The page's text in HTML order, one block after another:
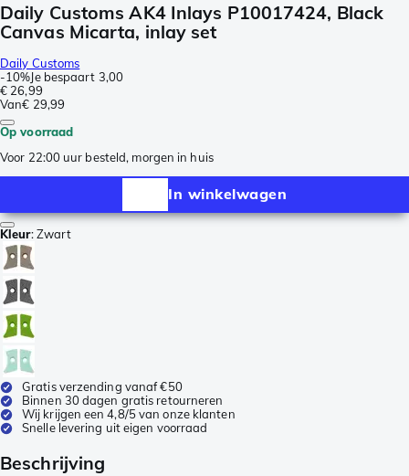
Daily Customs AK4 Inlays P10017424, Black
Canvas Micarta, inlay set
Daily Customs
-10%Je bespaart 3,00
€ 26,99
Van€ 29,99
Op voorraad
Voor 22:00 uur besteld, morgen in huis
In winkelwagen
Kleur:Zwart
Gratis verzending vanaf €50
Binnen 30 dagen gratis retourneren
Wij krijgen een 4,8/5 van onze klanten
Snelle levering uit eigen voorraad
Beschrijving